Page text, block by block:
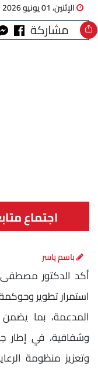
الإثنين، 01 يونيو 2026 08:01 م
مشاركة
اجتماع
باسم ياسر
أكد الدكتور
استمرار تطوير
المدعمة، بما
وشفافية، في إطار
وتعزيز منظومة